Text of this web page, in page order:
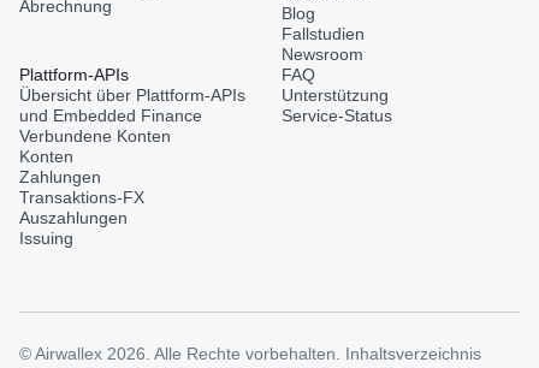
Abrechnung
Plattform-APIs
Übersicht über Plattform-APIs
und Embedded Finance
Verbundene Konten
Konten
Zahlungen
Transaktions-FX
Auszahlungen
Issuing
Blog
Fallstudien
Newsroom
FAQ
Unterstützung
Service-Status
© Airwallex 2026. Alle Rechte vorbehalten. Inhaltsverzeichnis